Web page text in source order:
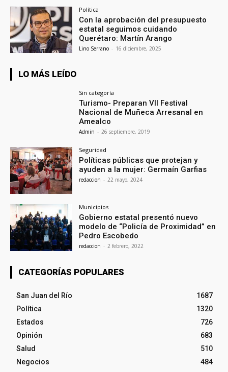
Política
Con la aprobación del presupuesto
estatal seguimos cuidando
Querétaro: Martín Arango
Lino Serrano - 16 diciembre, 2025
LO MÁS LEÍDO
Sin categoría
Turismo- Preparan VII Festival
Nacional de Muñeca Arresanal en
Amealco
Admin - 26 septiembre, 2019
Seguridad
Políticas públicas que protejan y
ayuden a la mujer: Germaín Garfias
redaccion - 22 mayo, 2024
Municipios
Gobierno estatal presentó nuevo
modelo de “Policía de Proximidad” en
Pedro Escobedo
redaccion - 2 febrero, 2022
CATEGORÍAS POPULARES
San Juan del Río
1687
Política
1320
Estados
726
Opinión
683
Salud
510
Negocios
484